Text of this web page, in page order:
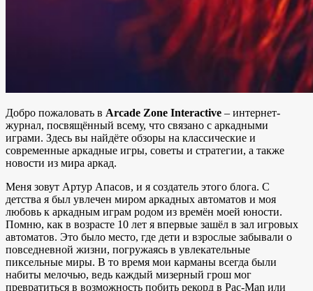
Добро пожаловать в Arcade Zone Interactive – интернет-
журнал, посвящённый всему, что связано с аркадными
играми. Здесь вы найдёте обзоры на классические и
современные аркадные игры, советы и стратегии, а также
новости из мира аркад.
Меня зовут Артур Апасов, и я создатель этого блога. С
детства я был увлечен миром аркадных автоматов и моя
любовь к аркадным играм родом из времён моей юности.
Помню, как в возрасте 10 лет я впервые зашёл в зал игровых
автоматов. Это было место, где дети и взрослые забывали о
повседневной жизни, погружаясь в увлекательные
пиксельные миры. В то время мои карманы всегда были
набиты мелочью, ведь каждый мизерный грош мог
превратиться в возможность побить рекорд в Pac-Man или